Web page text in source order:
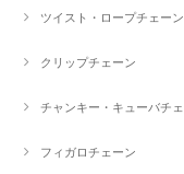
ツイスト・ロープチェーン
クリップチェーン
チャンキー・キューバチ
フィガロチェーン